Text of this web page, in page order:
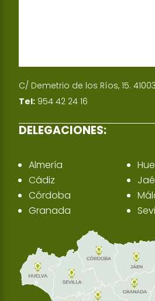
C/ Demetrio de los Ríos, 15.
Tel: 954 42 24 16
DELEGACIONES:
Almería
Cádiz
Córdoba
Granada